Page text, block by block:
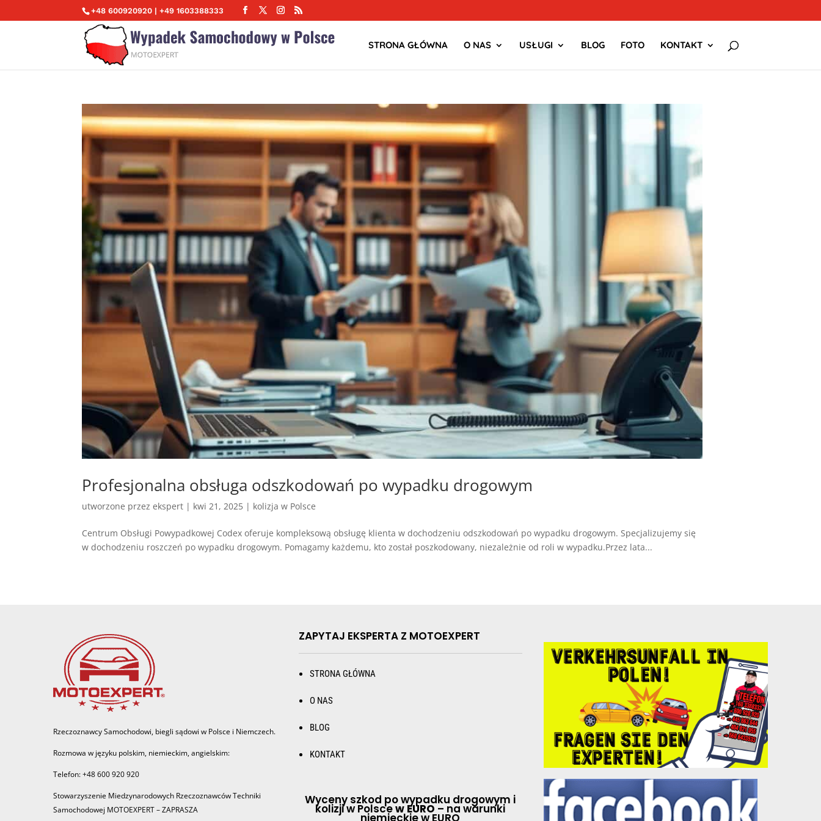
+48 600920920 | +49 1603388333
STRONA GŁÓWNA O NAS USŁUGI BLOG FOTO KONTAKT
Profesjonalna obsługa odszkodowań po wypadku drogowym
utworzone przezekspert | kwi 21, 2025 | kolizja w Polsce
Centrum Obsługi Powypadkowej Codex oferuje kompleksową obsługę klienta w dochodzeniu odszkodowań po wypadku drogowym. Specjalizujemy się
w dochodzeniu roszczeń po wypadku drogowym. Pomagamy każdemu, kto został poszkodowany, niezależnie od roli w wypadku.Przez lata...
Rzeczoznawcy Samochodowi, biegli sądowi w Polsce i Niemczech.
Rozmowa w języku polskim, niemieckim, angielskim:
Telefon: +48 600 920 920
Stowarzyszenie Miedzynarodowych Rzeczoznawców Techniki
Samochodowej MOTOEXPERT – ZAPRASZA
ZAPYTAJ EKSPERTA Z MOTOEXPERT
STRONA GŁÓWNA
O NAS
BLOG
KONTAKT
Wyceny szkod po wypadku drogowym i
kolizji w Polscew EURO – na warunki